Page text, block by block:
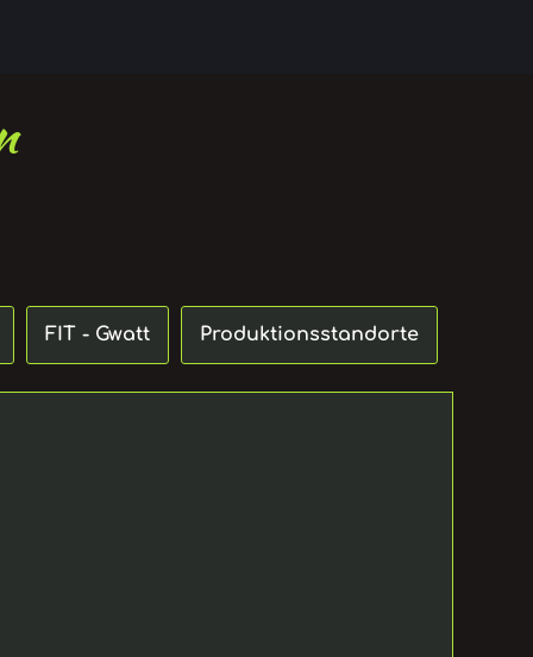
FIT - Gwatt Produktionsstandorte